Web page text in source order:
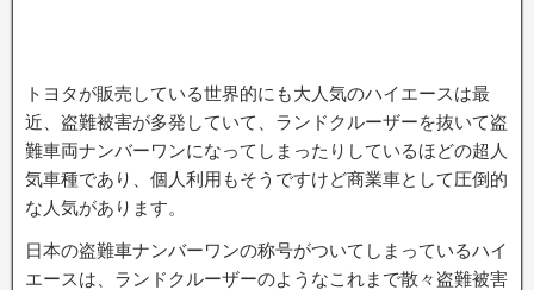
トヨタが販売している世界的にも大人気のハイエースは最
近、盗難被害が多発していて、ランドクルーザーを抜いて盗
難車両ナンバーワンになってしまったりしているほどの超人
気車種であり、個人利用もそうですけど商業車として圧倒的
な人気があります。
日本の盗難車ナンバーワンの称号がついてしまっているハイ
エースは、ランドクルーザーのようなこれまで散々盗難被害